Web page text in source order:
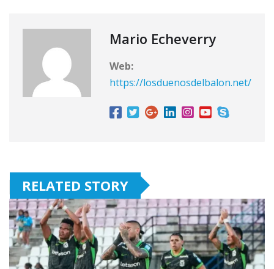
Mario Echeverry
Web:
https://losduenosdelbalon.net/
RELATED STORY